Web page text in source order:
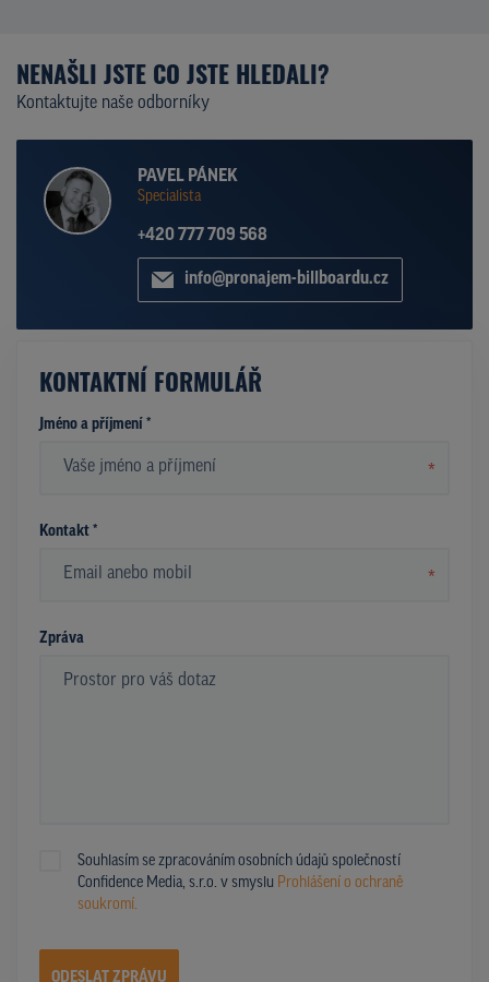
NENAŠLI JSTE CO JSTE HLEDALI?
Kontaktujte naše odborníky
PAVEL PÁNEK
Specialista
+420 777 709 568
info@pronajem-billboardu.cz
KONTAKTNÍ FORMULÁŘ
Jméno a příjmení *
*
Kontakt *
*
Zpráva
Souhlasím se zpracováním osobních údajů společností
Confidence Media, s.r.o. v smyslu Prohlášení o ochraně
soukromí.
ODESLAT ZPRÁVU